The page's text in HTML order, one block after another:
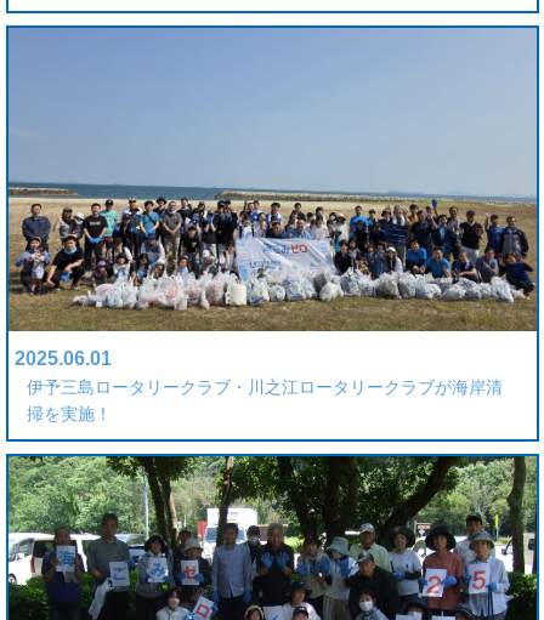
2025.06.01
伊予三島ロータリークラブ・川之江ロータリークラブが海岸清
掃を実施！